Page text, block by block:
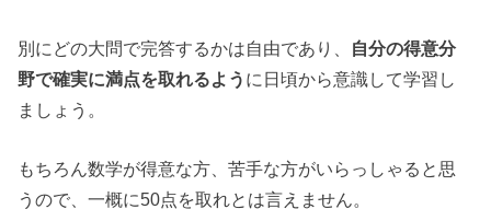
別にどの大問で完答するかは自由であり、 自分の得意分
野で確実に満点を取れるよう に日頃から意識して学習し
ましょう。
もちろん数学が得意な方、苦手な方がいらっしゃると思
うので、一概に50点を取れとは言えません。